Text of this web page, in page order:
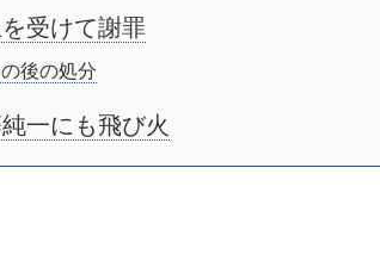
受けて謝罪
後の処分
一にも飛び火